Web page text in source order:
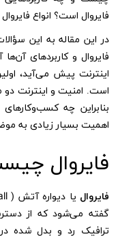
فایروال است؟ انواع
در این مقاله به این
فایروال و کاربردهای
اینترنت پیش می‌آید،
است. امنیت و اینترنت
بنابراین چه کسب‌وکارهای
اهمیت بسیار زیادی به
فایروال
فایروال
گفته می‌شود که از
ترافیک رد و بدل شده